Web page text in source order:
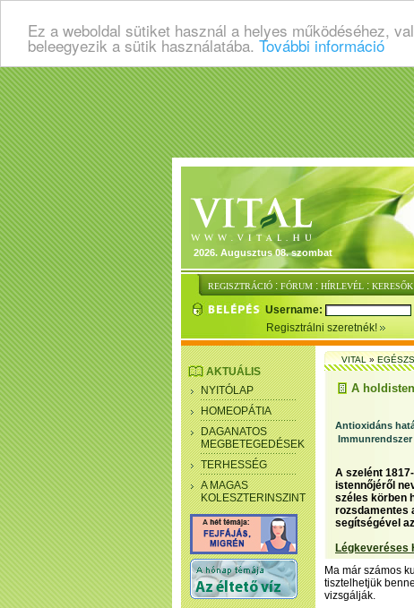
Ez a weboldal sütiket használ a helyes működéséhez,
beleegyezik a sütik használatába. További információ
2026. Augusztus 08. szombat
REGISZTRÁCIÓ : FÓRUM : HÍRLEVÉL : KERESŐK
Username:
Regisztrálni szeretnék!
AKTUÁLIS
NYITÓLAP
HOMEOPÁTIA
DAGANATOS
MEGBETEGEDÉSEK
TERHESSÉG
A MAGAS
KOLESZTERINSZINT
VITAL»
A
Antioxidáns
Immunrendszer
A szelént
istennőjéről
széles körben
rozsdamentes
segítségével
Légkeveréses
Ma már számos
tisztelhetjük
vizsgálják.